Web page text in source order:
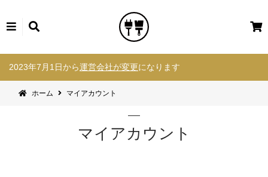
カ
2023年7月1日から運営会社が変更になります
ホーム マイアカウント
マイアカウント